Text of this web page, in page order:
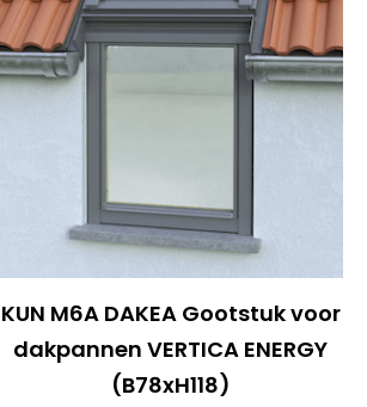
KUN M6A DAKEA Gootstuk voor
dakpannen VERTICA ENERGY
(B78xH118)